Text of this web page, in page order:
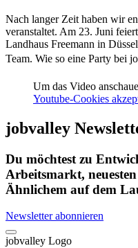
Nach langer Zeit haben wir
veranstaltet. Am 23. Juni
Landhaus Freemann in
Team. Wie so eine Party bei
Um das Video
Youtube-Cookies
jobvalley
Du möchtest zu
Arbeitsmarkt,
Ähnlichem auf dem
Newsletter abonnieren
jobvalley Logo